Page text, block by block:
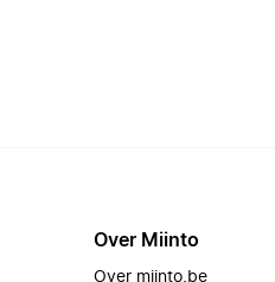
Over Miinto
Over miinto.be